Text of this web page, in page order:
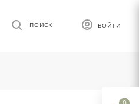
ВОЙТИ
ПОИСК